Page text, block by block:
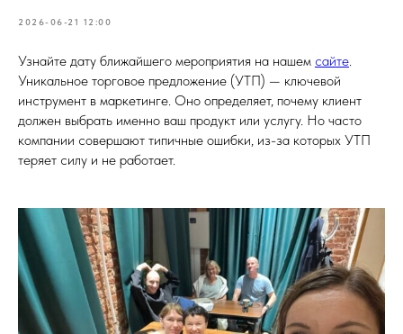
2026-06-21 12:00
Узнайте дату ближайшего мероприятия на нашем сайте.
Уникальное торговое предложение (УТП) — ключевой
инструмент в маркетинге. Оно определяет, почему клиент
должен выбрать именно ваш продукт или услугу. Но часто
компании совершают типичные ошибки, из-за которых УТП
теряет силу и не работает.